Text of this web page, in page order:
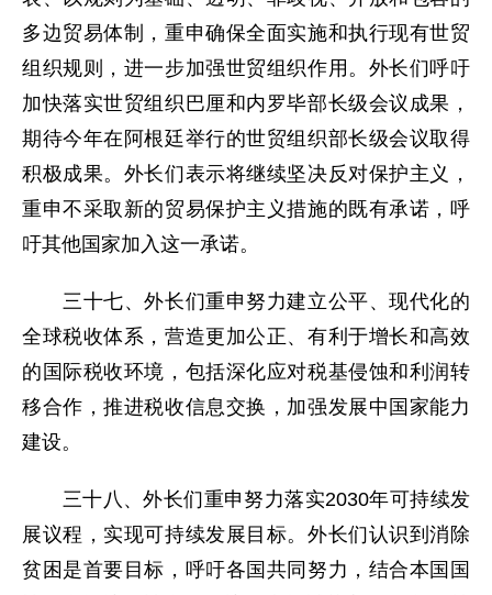
多边贸易体制，重申确保全面实施和执行现有世贸
组织规则，进一步加强世贸组织作用。外长们呼吁
加快落实世贸组织巴厘和内罗毕部长级会议成果，
期待今年在阿根廷举行的世贸组织部长级会议取得
积极成果。外长们表示将继续坚决反对保护主义，
重申不采取新的贸易保护主义措施的既有承诺，呼
吁其他国家加入这一承诺。
三十七、外长们重申努力建立公平、现代化的
全球税收体系，营造更加公正、有利于增长和高效
的国际税收环境，包括深化应对税基侵蚀和利润转
移合作，推进税收信息交换，加强发展中国家能力
建设。
三十八、外长们重申努力落实2030年可持续发
展议程，实现可持续发展目标。外长们认识到消除
贫困是首要目标，呼吁各国共同努力，结合本国国